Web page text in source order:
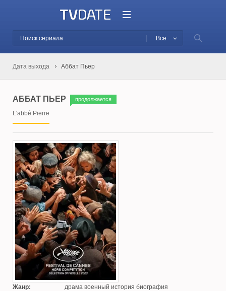
Все
Дата выхода Аббат Пьер
АББАТ ПЬЕР продолжается
L'abbé Pierre
Жанр:
драма военный история биография